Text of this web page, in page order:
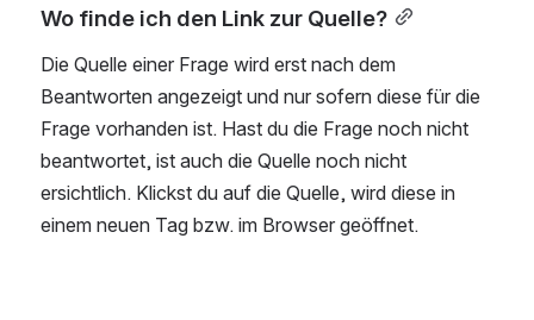
Wo finde ich den Link zur Quelle?
Die Quelle einer Frage wird erst nach dem
Beantworten angezeigt und nur sofern diese für die
Frage vorhanden ist. Hast du die Frage noch nicht
beantwortet, ist auch die Quelle noch nicht
ersichtlich. Klickst du auf die Quelle, wird diese in
einem neuen Tag bzw. im Browser geöffnet.